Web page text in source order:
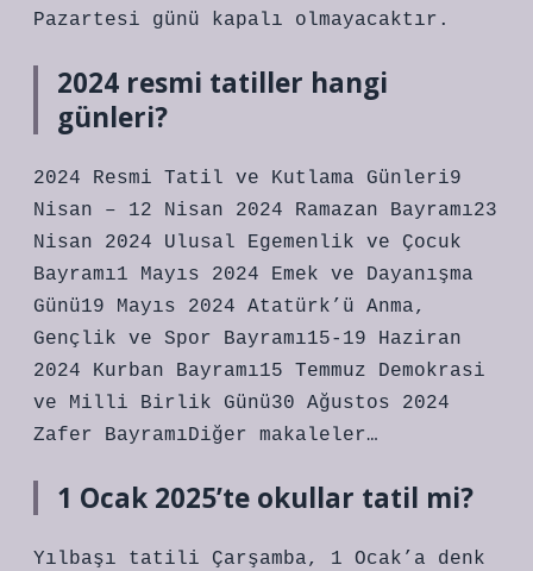
Pazartesi günü kapalı olmayacaktır.
2024 resmi tatiller hangi
günleri?
2024 Resmi Tatil ve Kutlama Günleri9
Nisan – 12 Nisan 2024 Ramazan Bayramı23
Nisan 2024 Ulusal Egemenlik ve Çocuk
Bayramı1 Mayıs 2024 Emek ve Dayanışma
Günü19 Mayıs 2024 Atatürk’ü Anma,
Gençlik ve Spor Bayramı15-19 Haziran
2024 Kurban Bayramı15 Temmuz Demokrasi
ve Milli Birlik Günü30 Ağustos 2024
Zafer BayramıDiğer makaleler…
1 Ocak 2025’te okullar tatil mi?
Yılbaşı tatili Çarşamba, 1 Ocak’a denk